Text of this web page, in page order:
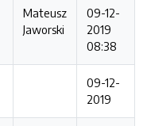
Mateusz
Jaworski
09-12-
2019
08:38
09-12-
2019